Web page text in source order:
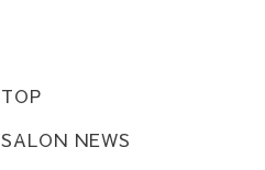
TOP
SALON NEWS